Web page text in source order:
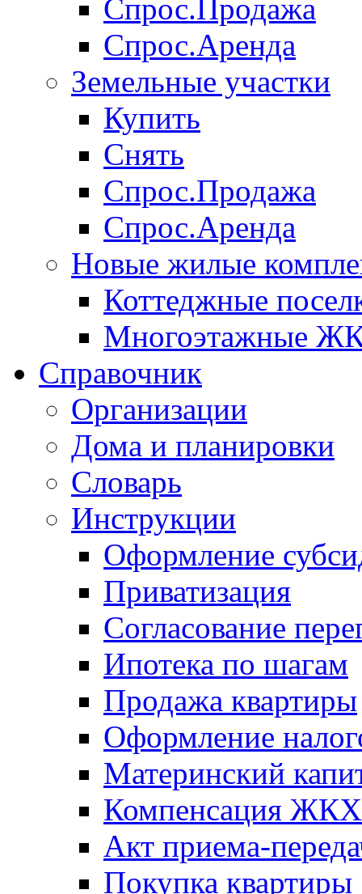
Спрос.Продажа
Спрос.Аренда
Земельные участки
Купить
Снять
Спрос.Продажа
Спрос.Аренда
Новые жилые
Коттеджные
Многоэтажные
Справочник
Организации
Дома и планировки
Словарь
Инструкции
Оформление
Приватизация
Согласование
Ипотека по шагам
Продажа квартиры
Оформление
Материнский
Компенсация ЖКХ
Акт приема-
Покупка квартиры